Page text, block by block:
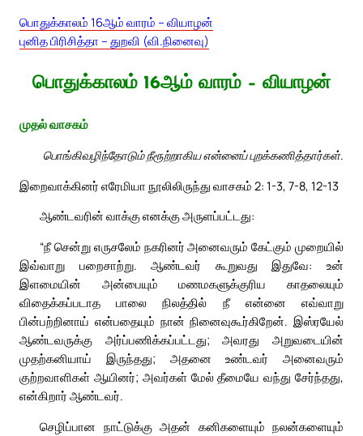
பொதுக்காலம் 16ஆம் வாரம் – வியாழன்
புனித பிரிசித்தா – துறவி (வி.நினைவு)
பொதுக்காலம் 16ஆம் வாரம் – வியாழன்
முதல் வாசகம்
பொங்கிவழிந்தோடும் நீரூற்றாகிய என்னைப் புறக்கணித்தார்கள்.
இறைவாக்கினர் எரேமியா நூலிலிருந்து வாசகம் 2: 1-3, 7-8, 12-13
ஆண்டவரின் வாக்கு எனக்கு அருளப்பட்டது:
“நீ சென்று எருசலேம் நகரினர் அனைவரும் கேட்கும் முறையில்
இவ்வாறு பறைசாற்று. ஆண்டவர் கூறுவது இதுவே: உன்
இளமையின் அன்பையும் மணமகளுக்குரிய காதலையும்
விதைக்கப்படாத பாலை நிலத்தில் நீ என்னை எவ்வாறு
பின்பற்றினாய் என்பதையும் நான் நினைவுகூர்கிறேன். இஸ்ரயேல்
ஆண்டவருக்கு அர்ப்பணிக்கப்பட்டது; அவரது அறுவடையின்
முதற்கனியாய் இருந்தது; அதனை உண்டவர் அனைவரும்
குற்றவாளிகள் ஆயினர்; அவர்கள் மேல் தீமையே வந்து சேர்ந்தது,
என்கிறார் ஆண்டவர்.
செழிப்பான நாட்டுக்கு அதன் கனிகளையும் நலன்களையும்